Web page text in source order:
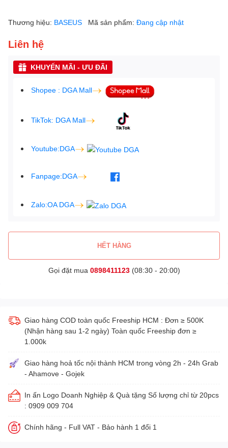
Thương hiệu: BASEUS Mã sản phẩm: Đang cập nhật
Liên hệ
KHUYẾN MÃI - ƯU ĐÃI
Shopee : DGA Mall
TikTok: DGA Mall
Youtube:DGA
Fanpage:DGA
Zalo:OA DGA
HẾT HÀNG
Gọi đặt mua 0898411123(08:30 - 20:00)
Giao hàng COD toàn quốc Freeship HCM : Đơn ≥ 500K
(Nhận hàng sau 1-2 ngày) Toàn quốc Freeship đơn ≥
1.000k
Giao hàng hoả tốc nội thành HCM trong vòng 2h - 24h Grab
- Ahamove - Gojek
In ấn Logo Doanh Nghiệp & Quà tặng Số lượng chỉ từ 20pcs
: 0909 009 704
Chính hãng - Full VAT - Bảo hành 1 đổi 1